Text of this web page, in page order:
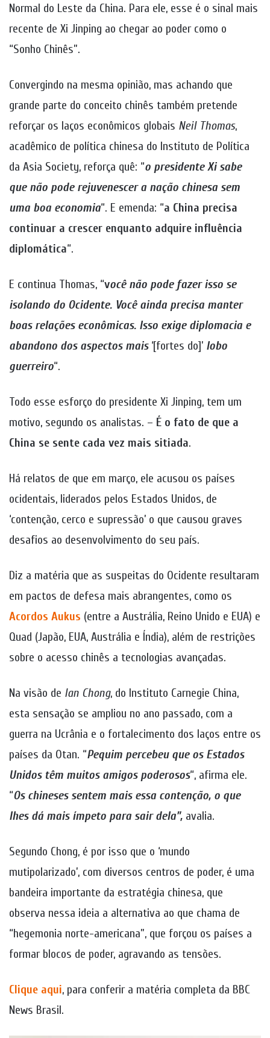
Normal do Leste da China. Para ele, esse é o sinal mais
recente de Xi Jinping ao chegar ao poder como o
“Sonho Chinês”.
Convergindo na mesma opinião, mas achando que
grande parte do conceito chinês também pretende
reforçar os laços econômicos globais Neil Thomas,
acadêmico de política chinesa do Instituto de Política
da Asia Society, reforça quê: “o presidente Xi sabe
que não pode rejuvenescer a nação chinesa sem
uma boa economia“. E emenda: “a China precisa
continuar a crescer enquanto adquire influência
diplomática“.
E continua Thomas, “você não pode fazer isso se
isolando do Ocidente. Você ainda precisa manter
boas relações econômicas. Isso exige diplomacia e
abandono dos aspectos mais ‘[fortes do]’ lobo
guerreiro“.
Todo esse esforço do presidente Xi Jinping, tem um
motivo, segundo os analistas. – É o fato de que a
China se sente cada vez mais sitiada.
Há relatos de que em março, ele acusou os países
ocidentais, liderados pelos Estados Unidos, de
‘contenção, cerco e supressão’ o que causou graves
desafios ao desenvolvimento do seu país.
Diz a matéria que as suspeitas do Ocidente resultaram
em pactos de defesa mais abrangentes, como os
Acordos Aukus (entre a Austrália, Reino Unido e EUA) e
Quad (Japão, EUA, Austrália e Índia), além de restrições
sobre o acesso chinês a tecnologias avançadas.
Na visão de Ian Chong, do Instituto Carnegie China,
esta sensação se ampliou no ano passado, com a
guerra na Ucrânia e o fortalecimento dos laços entre os
países da Otan. “Pequim percebeu que os Estados
Unidos têm muitos amigos poderosos“, afirma ele.
“Os chineses sentem mais essa contenção, o que
lhes dá mais ímpeto para sair dela”, avalia.
Segundo Chong, é por isso que o ‘mundo
mutipolarizado’, com diversos centros de poder, é uma
bandeira importante da estratégia chinesa, que
observa nessa ideia a alternativa ao que chama de
“hegemonia norte-americana”, que forçou os países a
formar blocos de poder, agravando as tensões.
Clique aqui, para conferir a matéria completa da BBC
News Brasil.